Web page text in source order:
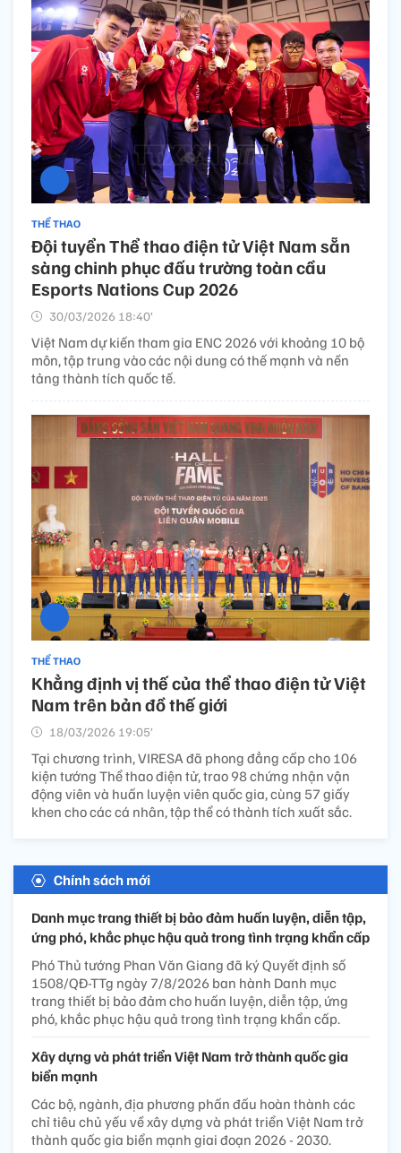
THỂ THAO
Đội tuyển Thể thao điện tử Việt Nam sẵn
sàng chinh phục đấu trường toàn cầu
Esports Nations Cup 2026
30/03/2026 18:40’
Việt Nam dự kiến tham gia ENC 2026 với khoảng 10 bộ
môn, tập trung vào các nội dung có thế mạnh và nền
tảng thành tích quốc tế.
THỂ THAO
Khẳng định vị thế của thể thao điện tử Việt
Nam trên bản đồ thế giới
18/03/2026 19:05’
Tại chương trình, VIRESA đã phong đẳng cấp cho 106
kiện tướng Thể thao điện tử, trao 98 chứng nhận vận
động viên và huấn luyện viên quốc gia, cùng 57 giấy
khen cho các cá nhân, tập thể có thành tích xuất sắc.
Chính sách mới
Danh mục trang thiết bị bảo đảm huấn luyện, diễn tập,
ứng phó, khắc phục hậu quả trong tình trạng khẩn cấp
Phó Thủ tướng Phan Văn Giang đã ký Quyết định số
1508/QĐ-TTg ngày 7/8/2026 ban hành Danh mục
trang thiết bị bảo đảm cho huấn luyện, diễn tập, ứng
phó, khắc phục hậu quả trong tình trạng khẩn cấp.
Xây dựng và phát triển Việt Nam trở thành quốc gia
biển mạnh
Các bộ, ngành, địa phương phấn đấu hoàn thành các
chỉ tiêu chủ yếu về xây dựng và phát triển Việt Nam trở
thành quốc gia biển mạnh giai đoạn 2026 - 2030.